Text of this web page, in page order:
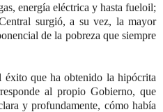
energía eléctrica y hasta fueloil;
surgió, a su vez, la mayor
de la pobreza que siempre
éxito que ha obtenido la hipócrita
al propio Gobierno, que
y profundamente, cómo había